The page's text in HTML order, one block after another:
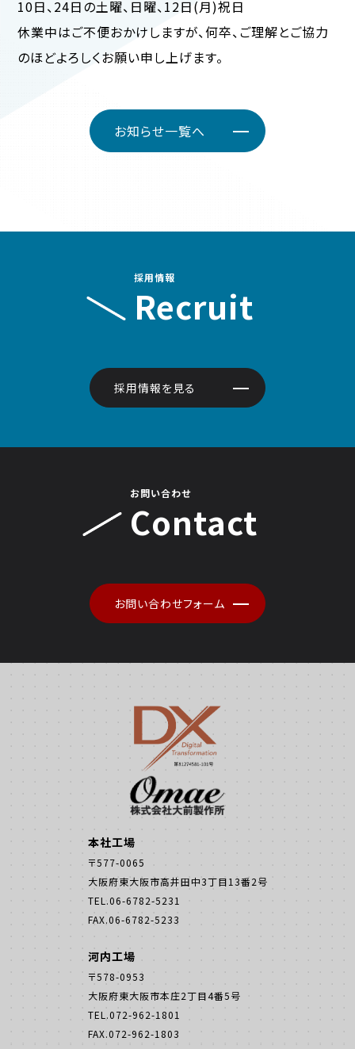
10日、24日の土曜、日曜、12日(月)祝日
休業中はご不便おかけしますが、何卒、ご理解とご協力
のほどよろしくお願い申し上げます。
お知らせ一覧へ
採用情報
Recruit
採用情報を見る
お問い合わせ
Contact
お問い合わせフォーム
本社工場
〒577-0065
大阪府東大阪市高井田中3丁目13番2号
TEL.06-6782-5231
FAX.06-6782-5233
河内工場
〒578-0953
大阪府東大阪市本庄2丁目4番5号
TEL.072-962-1801
FAX.072-962-1803